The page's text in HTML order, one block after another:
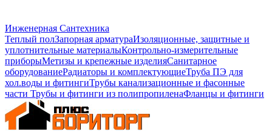
Инженерная Сантехника
Теплый полЗапорная арматураИзоляционные, защитные и
уплотнительные материалыКонтрольно-измерительные
приборыМетизы и крепежные изделияСанитарное
оборудованиеРадиаторы и комплектующиеТруба ПЭ для
хол.воды и фитингиТрубы канализационные и фасонные
части Трубы и фитинги из полипропиленаФланцы и фитинги